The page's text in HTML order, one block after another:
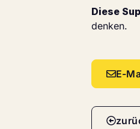
Diese
denken.
E-